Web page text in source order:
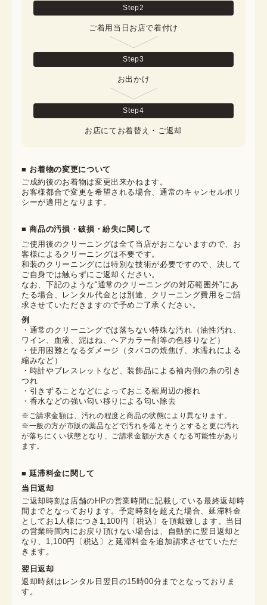
Step2
ご着用当日お店で着付け
Step3
お出かけ
Step4
お店にてお着替え・ご返却
■ お着物の変更について
ご成約後のお着物は変更出来かねます。
お客様都合で変更を希望される場合、通常のキャンセルポリ
シーが適用となります。
■ 商品の汚損・破損・紛失に関して
ご使用後のクリーニングは全て当店がおこないますので、お
客様によるクリーニングは不要です。
和装のクリーニングには特別な技術が必要ですので、決して
ご自身では触らずにご返却ください。
なお、下記のような“通常のクリーニングの対応範囲外”にあ
たる場合、レンタル代金とは別途、クリーニング費用をご請
求させていただきますので予めご了承ください。
例
・通常のクリーニングでは落ちない特殊な汚れ（油性汚れ、
ワイン、血液、泥はね、ヘアカラー剤等の色移りなど）
・使用困難となるダメージ（タバコの焼焦げ、水濡れによる
縮みなど）
・時計やブレスレットなど、装飾品による袖内側の糸の引き
つれ
・引きずることなどによっておこる裾周辺の擦れ
・香水などの強い匂い移りによる匂い除去
※ご請求金額は、汚れの程度と商品の状態により異なります。
※一般の方が市販の薬品などで汚れを落とそうとすると更に汚れ
が落ちにくい状態となり、ご請求金額が大きくなる可能性があり
ます。
■ 延滞料金に関して
当日返却
ご返却時刻は店舗のHPの営業時間に記載している最終返却時
間までとなっております。予定時刻を超えた場合、延滞料金
としてお1人様につき1,100円〔税込〕を頂戴致します。当日
の営業時間内にお戻り頂けない場合は、自動的に翌日返却と
なり、1,100円〔税込〕と延滞料金を追加請求させていただ
きます。
翌日返却
返却時刻はレンタル日翌日の15時00分までとなっておりま
す。